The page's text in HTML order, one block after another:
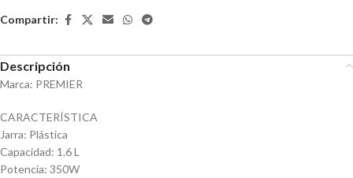
Compartir:
Descripción
Marca: PREMIER
CARACTERÍSTICA
Jarra: Plástica
Capacidad: 1.6 L
Potencia: 350W